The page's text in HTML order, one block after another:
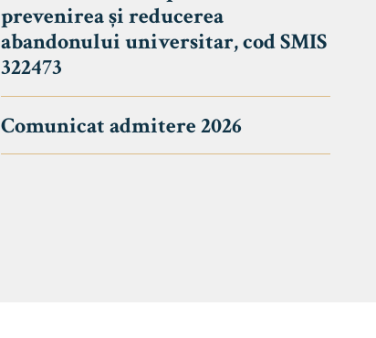
prevenirea și reducerea
abandonului universitar, cod SMIS
322473
Comunicat admitere 2026